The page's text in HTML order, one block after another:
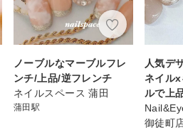
ノーブルなマーブルフレ
ンチ/上品/逆フレンチ
ネイルスペース 蒲田
蒲田駅
人気デ
ネイルx
ルで上
御徒町